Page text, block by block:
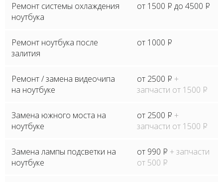
Ремонт системы охлаждения
ноутбука
от 1500 P до 4500 P
Ремонт ноутбука после
залития
от 1000 P
Ремонт / замена видеочипа
на ноутбуке
от 2500 P +
запчасти от 1500 P
Замена южного моста на
ноутбуке
от 2500 P +
запчасти от 1500 P
Замена лампы подсветки на
ноутбуке
от 990 P + запчасти
от 500 P